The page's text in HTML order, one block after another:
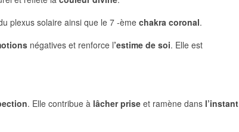
plexus solaire ainsi que le 7 -ème chakra coronal.
négatives et renforce l’estime de soi. Elle est
. Elle contribue à lâcher prise et ramène dans l’instant